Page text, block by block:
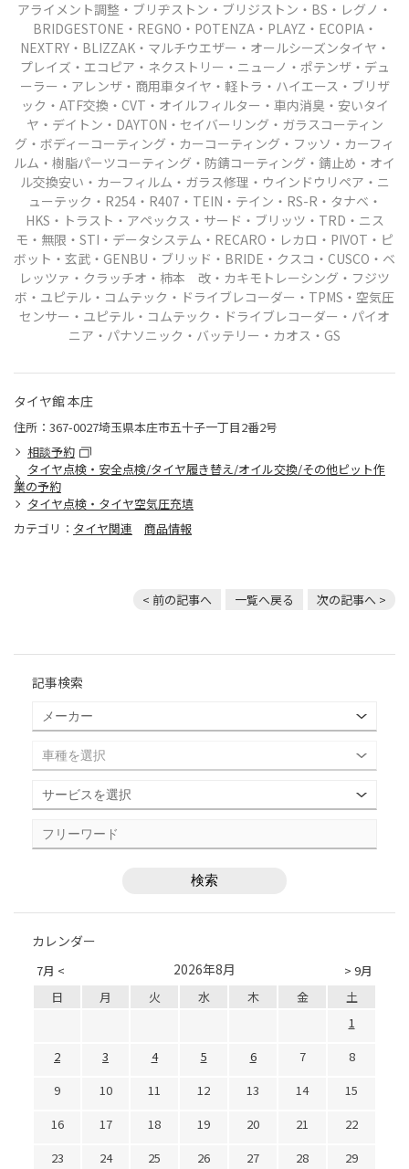
アライメント調整・ブリヂストン・ブリジストン・BS・レグノ・
BRIDGESTONE・REGNO・POTENZA・PLAYZ・ECOPIA・
NEXTRY・BLIZZAK・マルチウエザー・オールシーズンタイヤ ・
プレイズ・エコピア・ネクストリー・ニューノ・ポテンザ・デュ
ーラー・アレンザ・商用車タイヤ ・軽トラ・ハイエース・ブリザ
ック・ATF交換・CVT・オイルフィルター・車内消臭・安いタイ
ヤ・ デイトン・DAYTON・セイバーリング・ガラスコーティン
グ・ボディーコーティング・カーコーティング ・フッソ・カーフィ
ルム・樹脂パーツコーティング・防錆コーティング・錆止め・オイ
ル交換安い・カーフィルム・ ガラス修理・ウインドウリペア・ニ
ューテック・R254・R407・TEIN・テイン・RS-R・タナベ・
HKS・トラスト・ アペックス・サード・ブリッツ・TRD・ニス
モ・無限・STI・データシステム・RECARO・レカロ・PIVOT・ピ
ボット・玄武・GENBU ・ブリッド・BRIDE・クスコ・CUSCO・ベ
レッツァ・クラッチオ・柿本 改・カキモトレーシング ・フジツ
ボ・ユピテル・コムテック・ドライブレコーダー・TPMS・空気圧
センサー・ユピテル・コムテック・ドライブレコーダー・パイオ
ニア・パナソニック・バッテリー・カオス・GS
タイヤ館 本庄
住所：367-0027埼玉県本庄市五十子一丁目2番2号
相談予約
タイヤ点検・安全点検/タイヤ履き替え/オイル交換/その他ピット作
業の予約
タイヤ点検・タイヤ空気圧充填
カテゴリ： タイヤ関連 商品情報
< 前の記事へ 一覧へ戻る 次の記事へ >
記事検索
カレンダー
7月 < > 9月
2026年8月
日 月 火 水 木 金
土
1
2
3 4 5 6 7
8
9
10 11 12 13 14
15
16
17 18 19 20 21
22
23
24 25 26 27 28
29